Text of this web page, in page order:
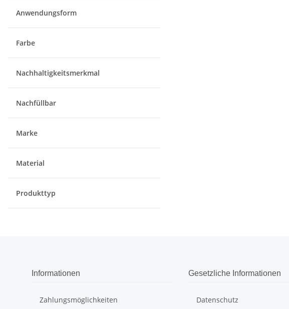
Anwendungsform
Farbe
Nachhaltigkeitsmerkmal
Nachfüllbar
Marke
Material
Produkttyp
Informationen
Zahlungsmöglichkeiten
Gesetzliche Informationen
Datenschutz